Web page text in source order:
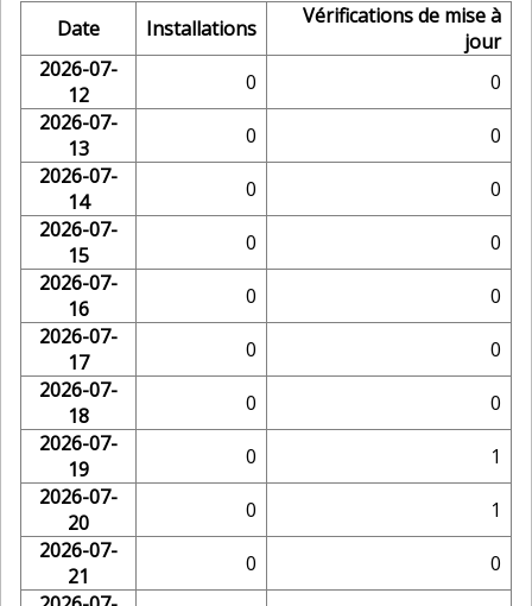
Date Installations
Vérifications de mise à
jour
2026-07-
12
0
0
2026-07-
13
0
0
2026-07-
14
0
0
2026-07-
15
0
0
2026-07-
16
0
0
2026-07-
17
0
0
2026-07-
18
0
0
2026-07-
19
0
1
2026-07-
20
0
1
2026-07-
21
0
0